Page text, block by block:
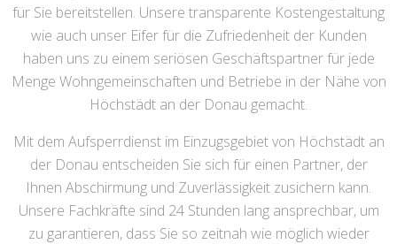
für Sie bereitstellen. Unsere transparente Kostengestaltung
wie auch unser Eifer für die Zufriedenheit der Kunden
haben uns zu einem seriösen Geschäftspartner für jede
Menge Wohngemeinschaften und Betriebe in der Nähe von
Höchstädt an der Donau gemacht.
Mit dem Aufsperrdienst im Einzugsgebiet von Höchstädt an
der Donau entscheiden Sie sich für einen Partner, der
Ihnen Abschirmung und Zuverlässigkeit zusichern kann.
Unsere Fachkräfte sind 24 Stunden lang ansprechbar, um
zu garantieren, dass Sie so zeitnah wie möglich wieder